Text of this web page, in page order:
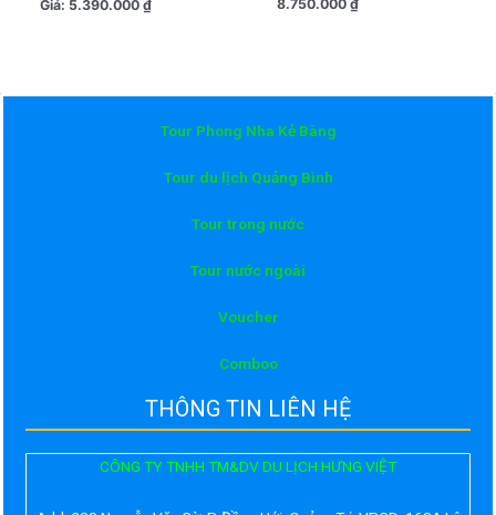
Giá: 5.390.000₫
hạng
8.750.000₫
Tour Phong Nha Kẻ Bàng
Tour du lịch Quảng Bình
Tour trong nước
Tour nước ngoài
Voucher
Comboo
THÔNG TIN LIÊN HỆ
CÔNG TY TNHH TM&DV DU LỊCH HƯNG VIỆT